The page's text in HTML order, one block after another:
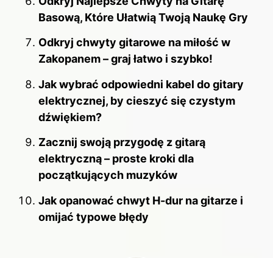
Basową, Które Ułatwią Twoją Naukę Gry
Odkryj chwyty gitarowe na miłość w
Zakopanem – graj łatwo i szybko!
Jak wybrać odpowiedni kabel do gitary
elektrycznej, by cieszyć się czystym
dźwiękiem?
Zacznij swoją przygodę z gitarą
elektryczną – proste kroki dla
początkujących muzyków
Jak opanować chwyt H-dur na gitarze i
omijać typowe błędy